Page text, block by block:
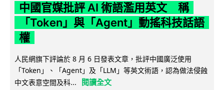
中國官媒批評 AI 術語濫用英文 稱
「Token」與「Agent」動搖科技話語
權
人民網旗下評論於 8 月 6 日發表文章，批評中國廣泛使用
「Token」、「Agent」及「LLM」等英文術語，認為做法侵蝕
中文表意空間及科...
閱讀全文